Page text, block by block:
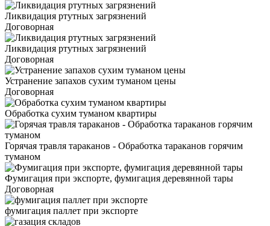
Ликвидация ртутных загрязнений
Договорная
Ликвидация ртутных загрязнений
Договорная
Устранение запахов сухим туманом цены
Договорная
Обработка сухим туманом квартиры
Горячая травля тараканов - Обработка тараканов горячим
туманом
Фумигация при экспорте, фумигация деревянной тары
Договорная
фумигация паллет при экспорте